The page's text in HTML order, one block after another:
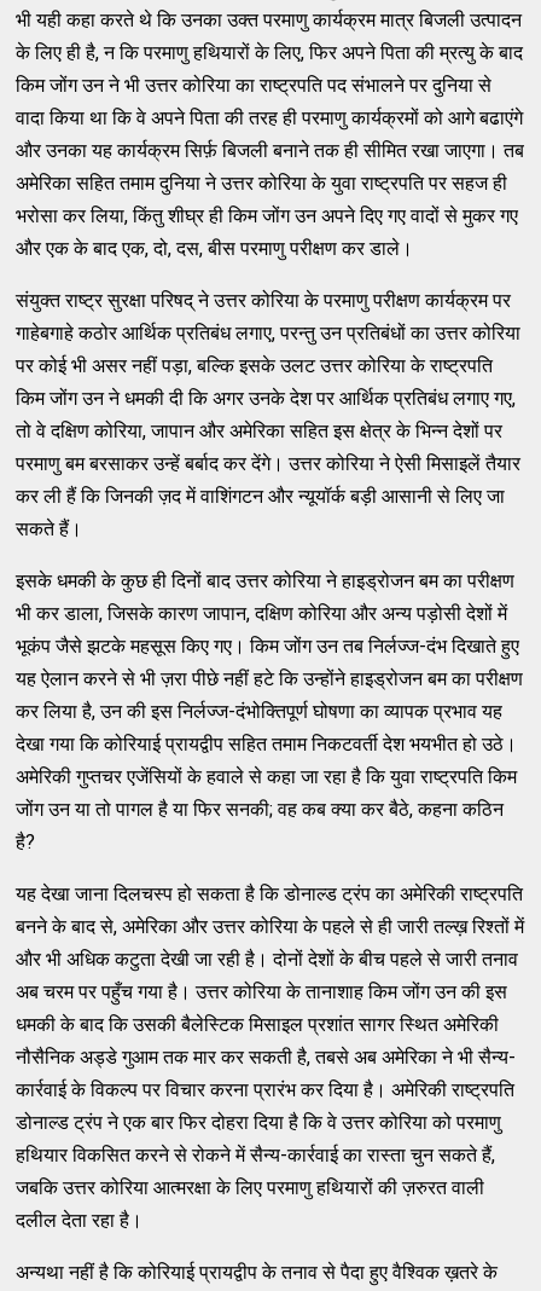
भी यही कहा करते थे कि उनका उक्त परमाणु कार्यक्रम मात्र बिजली उत्पादन
के लिए ही है, न कि परमाणु हथियारों के लिए, फिर अपने पिता की म्रत्यु के बाद
किम जोंग उन ने भी उत्तर कोरिया का राष्ट्रपति पद संभालने पर दुनिया से
वादा किया था कि वे अपने पिता की तरह ही परमाणु कार्यक्रमों को आगे बढाएंगे
और उनका यह कार्यक्रम सिर्फ़ बिजली बनाने तक ही सीमित रखा जाएगा। तब
अमेरिका सहित तमाम दुनिया ने उत्तर कोरिया के युवा राष्ट्रपति पर सहज ही
भरोसा कर लिया, किंतु शीघ्र ही किम जोंग उन अपने दिए गए वादों से मुकर गए
और एक के बाद एक, दो, दस, बीस परमाणु परीक्षण कर डाले।
संयुक्त राष्ट्र सुरक्षा परिषद् ने उत्तर कोरिया के परमाणु परीक्षण कार्यक्रम पर
गाहेबगाहे कठोर आर्थिक प्रतिबंध लगाए, परन्तु उन प्रतिबंधों का उत्तर कोरिया
पर कोई भी असर नहीं पड़ा, बल्कि इसके उलट उत्तर कोरिया के राष्ट्रपति
किम जोंग उन ने धमकी दी कि अगर उनके देश पर आर्थिक प्रतिबंध लगाए गए,
तो वे दक्षिण कोरिया, जापान और अमेरिका सहित इस क्षेत्र के भिन्न देशों पर
परमाणु बम बरसाकर उन्हें बर्बाद कर देंगे। उत्तर कोरिया ने ऐसी मिसाइलें तैयार
कर ली हैं कि जिनकी ज़द में वाशिंगटन और न्यूयॉर्क बड़ी आसानी से लिए जा
सकते हैं।
इसके धमकी के कुछ ही दिनों बाद उत्तर कोरिया ने हाइड्रोजन बम का परीक्षण
भी कर डाला, जिसके कारण जापान, दक्षिण कोरिया और अन्य पड़ोसी देशों में
भूकंप जैसे झटके महसूस किए गए। किम जोंग उन तब निर्लज्ज-दंभ दिखाते हुए
यह ऐलान करने से भी ज़रा पीछे नहीं हटे कि उन्होंने हाइड्रोजन बम का परीक्षण
कर लिया है, उन की इस निर्लज्ज-दंभोक्तिपूर्ण घोषणा का व्यापक प्रभाव यह
देखा गया कि कोरियाई प्रायद्वीप सहित तमाम निकटवर्ती देश भयभीत हो उठे।
अमेरिकी गुप्तचर एजेंसियों के हवाले से कहा जा रहा है कि युवा राष्ट्रपति किम
जोंग उन या तो पागल है या फिर सनकी; वह कब क्या कर बैठे, कहना कठिन
है?
यह देखा जाना दिलचस्प हो सकता है कि डोनाल्ड ट्रंप का अमेरिकी राष्ट्रपति
बनने के बाद से, अमेरिका और उत्तर कोरिया के पहले से ही जारी तल्ख़ रिश्तों में
और भी अधिक कटुता देखी जा रही है। दोनों देशों के बीच पहले से जारी तनाव
अब चरम पर पहुँच गया है। उत्तर कोरिया के तानाशाह किम जोंग उन की इस
धमकी के बाद कि उसकी बैलेस्टिक मिसाइल प्रशांत सागर स्थित अमेरिकी
नौसैनिक अड्डे गुआम तक मार कर सकती है, तबसे अब अमेरिका ने भी सैन्य-
कार्रवाई के विकल्प पर विचार करना प्रारंभ कर दिया है। अमेरिकी राष्ट्रपति
डोनाल्ड ट्रंप ने एक बार फिर दोहरा दिया है कि वे उत्तर कोरिया को परमाणु
हथियार विकसित करने से रोकने में सैन्य-कार्रवाई का रास्ता चुन सकते हैं,
जबकि उत्तर कोरिया आत्मरक्षा के लिए परमाणु हथियारों की ज़रुरत वाली
दलील देता रहा है।
अन्यथा नहीं है कि कोरियाई प्रायद्वीप के तनाव से पैदा हुए वैश्विक ख़तरे के